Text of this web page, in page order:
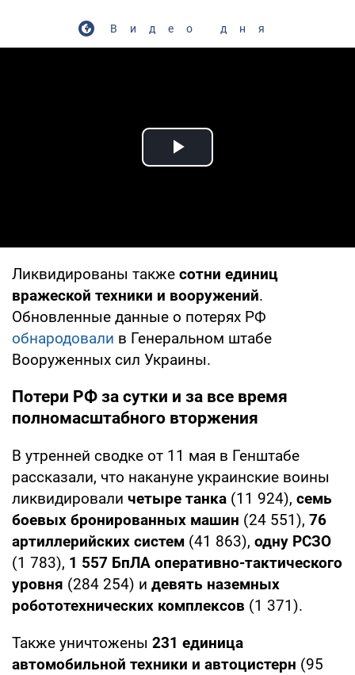
Видео дня
Play Video
Ликвидированы также сотни единиц
вражеской техники и вооружений.
Обновленные данные о потерях РФ
обнародовали в Генеральном штабе
Вооруженных сил Украины.
Потери РФ за сутки и за все время
полномасштабного вторжения
В утренней сводке от 11 мая в Генштабе
рассказали, что накануне украинские воины
ликвидировали четыре танка (11 924), семь
боевых бронированных машин (24 551), 76
артиллерийских систем (41 863), одну РСЗО
(1 783), 1 557 БпЛА оперативно-тактического
уровня (284 254) и девять наземных
робототехнических комплексов (1 371).
Также уничтожены 231 единица
автомобильной техники и автоцистерн (95